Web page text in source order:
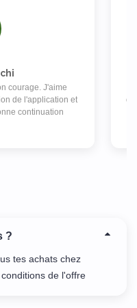
courage. J'aime
de l'application et
continuation
?
tes achats chez
de l'offre